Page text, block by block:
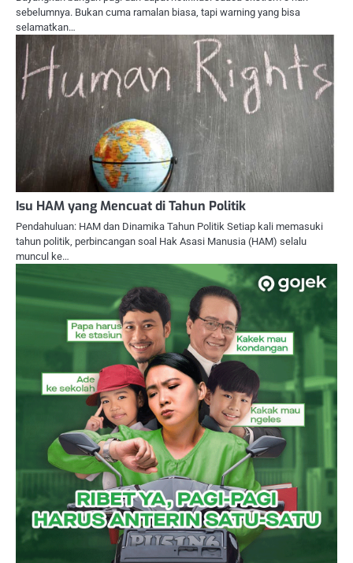
sebelumnya. Bukan cuma ramalan biasa, tapi warning yang bisa
selamatkan…
Isu HAM yang Mencuat di Tahun Politik
Pendahuluan: HAM dan Dinamika Tahun Politik Setiap kali memasuki
tahun politik, perbincangan soal Hak Asasi Manusia (HAM) selalu
muncul ke…